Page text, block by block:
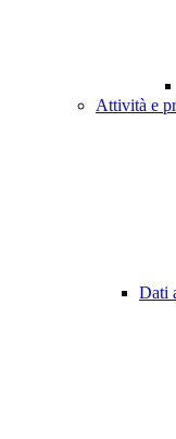
Attività e
Dati